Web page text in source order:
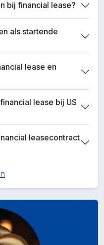
bij financial lease?
als startende
lease en
lease bij US
leasecontract